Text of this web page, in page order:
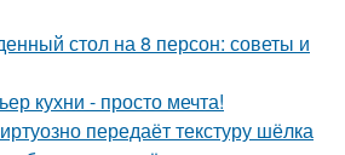
стол на 8 персон: советы и
кухни - просто мечта!
передаёт текстуру шёлка